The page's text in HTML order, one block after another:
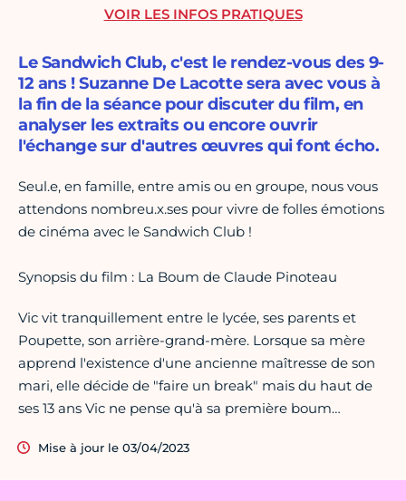
Le Sandwich Club, c'est le rendez-vous des 9-
12 ans ! Suzanne De Lacotte sera avec vous à
la fin de la séance pour discuter du film, en
analyser les extraits ou encore ouvrir
l'échange sur d'autres œuvres qui font écho.
Seul.e, en famille, entre amis ou en groupe, nous vous
attendons nombreu.x.ses pour vivre de folles émotions
de cinéma avec le Sandwich Club !
Synopsis du film : La Boum de Claude Pinoteau
Vic vit tranquillement entre le lycée, ses parents et
Poupette, son arrière-grand-mère. Lorsque sa mère
apprend l'existence d'une ancienne maîtresse de son
mari, elle décide de "faire un break" mais du haut de
ses 13 ans Vic ne pense qu'à sa première boum…
Mise à jour le 03/04/2023
VOIR LES INFOS PRATIQUES